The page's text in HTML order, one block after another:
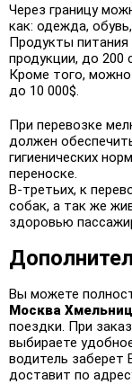
Через границу
как: одежда,
Продукты питания
продукции, до 200
Кроме того,
до 10 000$.
При перевозке
должен
гигиенических
переноске.
В-третьих, к
собак, а так же
здоровью
Вы можете
Москва
поездки. При
выбираете
водитель заберет
доставит по